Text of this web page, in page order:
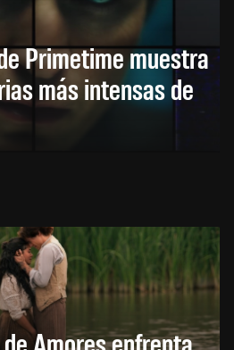
Primetime muestra
más intensas de
Amores enfrenta